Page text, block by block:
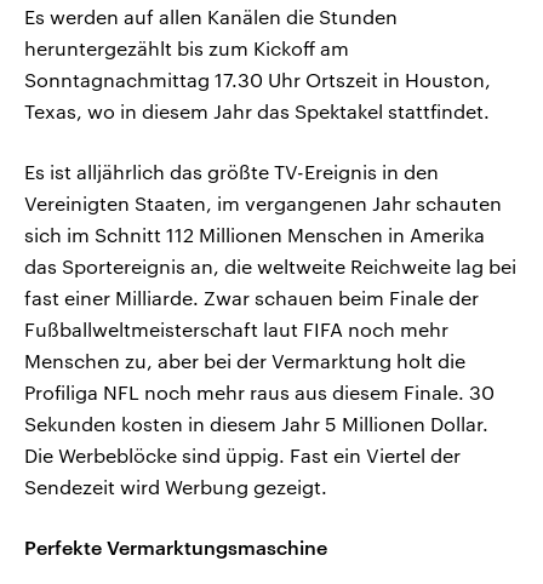
Es werden auf allen Kanälen die Stunden
heruntergezählt bis zum Kickoff am
Sonntagnachmittag 17.30 Uhr Ortszeit in Houston,
Texas, wo in diesem Jahr das Spektakel stattfindet.
Es ist alljährlich das größte TV-Ereignis in den
Vereinigten Staaten, im vergangenen Jahr schauten
sich im Schnitt 112 Millionen Menschen in Amerika
das Sportereignis an, die weltweite Reichweite lag bei
fast einer Milliarde. Zwar schauen beim Finale der
Fußballweltmeisterschaft laut FIFA noch mehr
Menschen zu, aber bei der Vermarktung holt die
Profiliga NFL noch mehr raus aus diesem Finale. 30
Sekunden kosten in diesem Jahr 5 Millionen Dollar.
Die Werbeblöcke sind üppig. Fast ein Viertel der
Sendezeit wird Werbung gezeigt.
Perfekte Vermarktungsmaschine